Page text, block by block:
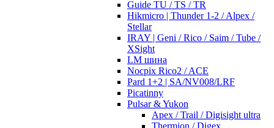
Guide TU / TS / TR
Hikmicro | Thunder 1-2 / Alpex /
Stellar
IRAY | Geni / Rico / Saim / Tube /
XSight
LM шина
Nocpix Rico2 / ACE
Pard 1+2 | SA/NV008/LRF
Picatinny
Pulsar & Yukon
Apex / Trail / Digisight ultra
Thermion / Digex